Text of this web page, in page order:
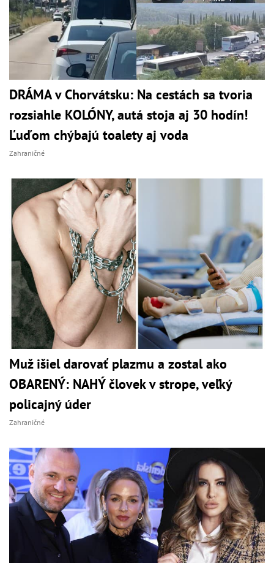
DRÁMA v Chorvátsku: Na cestách sa tvoria
rozsiahle KOLÓNY, autá stoja aj 30 hodín!
Ľuďom chýbajú toalety aj voda
Zahraničné
Muž išiel darovať plazmu a zostal ako
OBARENÝ: NAHÝ človek v strope, veľký
policajný úder
Zahraničné